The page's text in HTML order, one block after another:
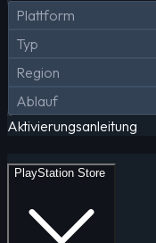
Plattform
Typ
Region
Ablauf
Aktivierungsanleitung
PlayStation Store